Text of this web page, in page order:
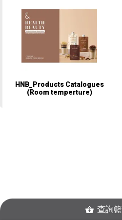
HNB_Products Catalogues
(Room temperture)
查詢籃